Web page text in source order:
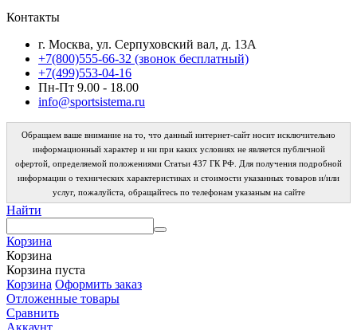
Контакты
г. Москва, ул. Серпуховский вал, д. 13А
+7(800)555-66-32 (звонок бесплатный)
+7(499)553-04-16
Пн-Пт 9.00 - 18.00
info@sportsistema.ru
Обращаем ваше внимание на то, что данный интернет-сайт носит исключительно
информационный характер и ни при каких условиях не является публичной
офертой, определяемой положениями Статьи 437 ГК РФ. Для получения подробной
информации о технических характеристиках и стоимости указанных товаров и/или
услуг, пожалуйста, обращайтесь по телефонам указаным на сайте
Найти
Корзина
Корзина
Корзина пуста
Корзина Оформить заказ
Отложенные товары
Сравнить